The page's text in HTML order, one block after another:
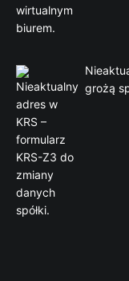
grożą